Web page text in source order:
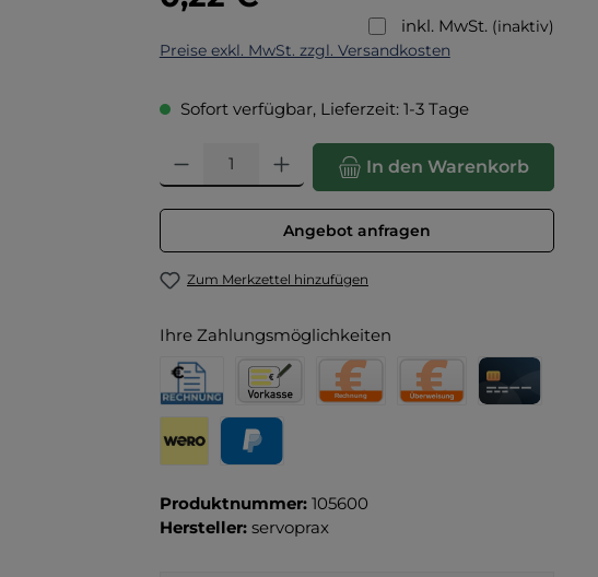
inkl. MwSt. (inaktiv)
Preise exkl. MwSt. zzgl. Versandkosten
Sofort verfügbar, Lieferzeit: 1-3 Tage
Produkt Anzahl: Gib den gewünschten Wert ein oder
In den Warenkorb
Angebot anfragen
Zum Merkzettel hinzufügen
Ihre Zahlungsmöglichkeiten
Rechnung für Behörden
Vorkasse
Produktnummer: 105600
Hersteller: servoprax